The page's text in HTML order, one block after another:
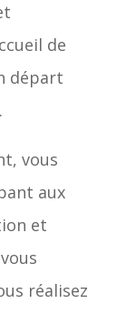
de
départ
vous
aux
et
réalisez